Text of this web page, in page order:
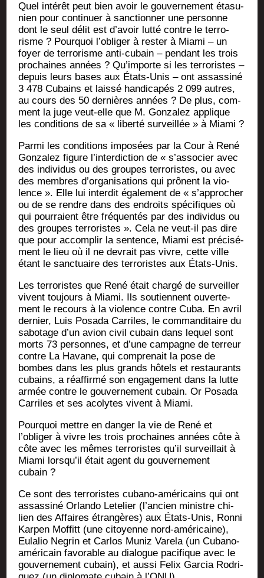
Quel inté­rêt peut bien avoir le gou­ver­ne­ment éta­su­
nien pour conti­nuer à sanc­tion­ner une per­sonne
dont le seul délit est d’avoir lut­té contre le ter­ro­
risme ? Pour­quoi l’obliger à res­ter à Mia­mi – un
foyer de ter­ro­risme anti-cubain – pen­dant les trois
pro­chaines années ? Qu’importe si les ter­ro­ristes –
depuis leurs bases aux États-Unis – ont assas­si­né
3 478 Cubains et lais­sé han­di­ca­pés 2 099 autres,
au cours des 50 der­nières années ? De plus, com­
ment la juge veut-elle que M. Gon­za­lez applique
les condi­tions de sa « liber­té sur­veillée » à Miami ?
Par­mi les condi­tions impo­sées par la Cour à René
Gon­za­lez figure l’interdiction de « s’associer avec
des indi­vi­dus ou des groupes ter­ro­ristes, ou avec
des membres d’organisations qui prônent la vio­
lence ». Elle lui inter­dit éga­le­ment de « s’approcher
ou de se rendre dans des endroits spé­ci­fiques où
qui pour­raient être fré­quen­tés par des indi­vi­dus ou
des groupes ter­ro­ristes ». Cela ne veut-il pas dire
que pour accom­plir la sen­tence, Mia­mi est pré­ci­sé­
ment le lieu où il ne devrait pas vivre, cette ville
étant le sanc­tuaire des ter­ro­ristes aux États-Unis.
Les ter­ro­ristes que René était char­gé de sur­veiller
vivent tou­jours à Mia­mi. Ils sou­tiennent ouver­te­
ment le recours à la vio­lence contre Cuba. En avril
der­nier, Luis Posa­da Car­riles, le com­man­di­taire du
sabo­tage d’un avion civil cubain dans lequel sont
morts 73 per­sonnes, et d’une cam­pagne de ter­reur
contre La Havane, qui com­pre­nait la pose de
bombes dans les plus grands hôtels et res­tau­rants
cubains, a réaf­fir­mé son enga­ge­ment dans la lutte
armée contre le gou­ver­ne­ment cubain. Or Posa­da
Car­riles et ses aco­lytes vivent à Miami.
Pour­quoi mettre en dan­ger la vie de René et
l’obliger à vivre les trois pro­chaines années côte à
côte avec les mêmes ter­ro­ristes qu’il sur­veillait à
Mia­mi lorsqu’il était agent du gou­ver­ne­ment
cubain ?
Ce sont des ter­ro­ristes cuba­no-amé­ri­cains qui ont
assas­si­né Orlan­do Lete­lier (l’ancien ministre chi­
lien des Affaires étran­gères) aux États-Unis, Ron­ni
Kar­pen Mof­fitt (une citoyenne nord-amé­ri­caine),
Eula­lio Negrin et Car­los Muniz Vare­la (un Cuba­no-
amé­ri­cain favo­rable au dia­logue paci­fique avec le
gou­ver­ne­ment cubain), et aus­si Felix Gar­cia Rodri­